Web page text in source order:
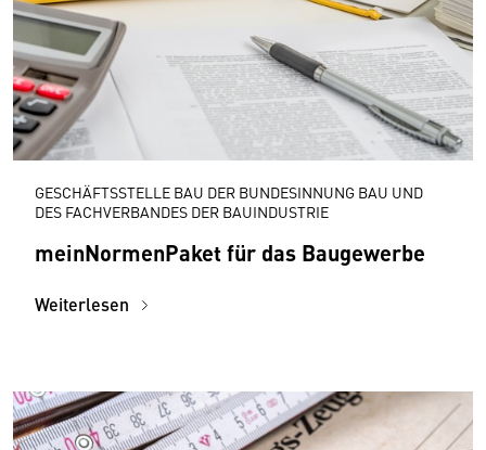
GESCHÄFTSSTELLE BAU DER BUNDESINNUNG BAU UND
DES FACHVERBANDES DER BAUINDUSTRIE
meinNormenPaket für das Baugewerbe
Weiterlesen